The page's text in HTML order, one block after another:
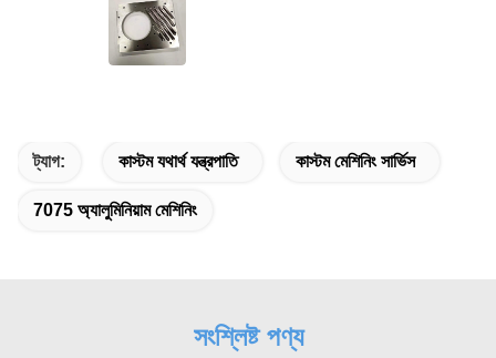
appreciate their professionalism and reliability.
ট্যাগ: কাস্টম যথার্থ যন্ত্রপাতি কাস্টম মেশিনিং সার্ভিস
7075 অ্যালুমিনিয়াম মেশিনিং
সংশ্লিষ্ট পণ্য